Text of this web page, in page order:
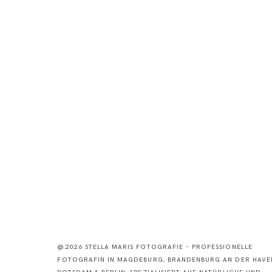
@2026 STELLA MARIS FOTOGRAFIE - PROFESSIONELLE
FOTOGRAFIN IN MAGDEBURG, BRANDENBURG AN DER